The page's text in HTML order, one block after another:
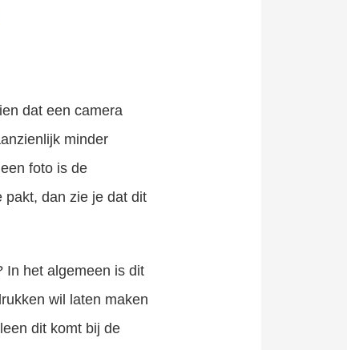
dat een camera
minder
foto is de
pakt, dan zie je dat dit
In het algemeen is dit
wil laten maken
dit komt bij de